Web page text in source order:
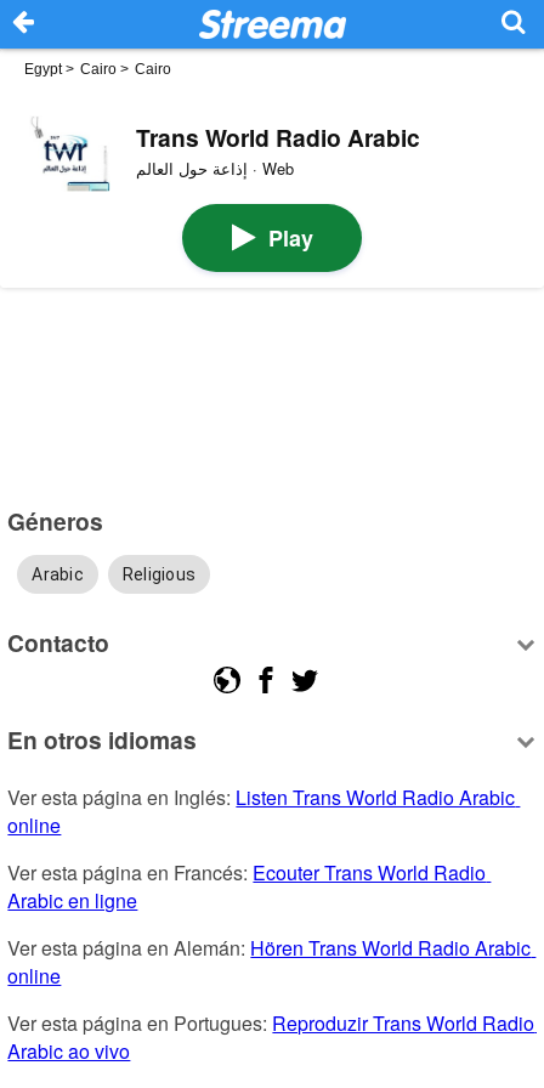
Egypt> Cairo > Cairo
Trans World Radio Arabic
إذاعة حول العالم · Web
Play
Géneros
Arabic Religious
Contacto
En otros idiomas
Ver esta página en Inglés: Listen Trans World Radio Arabic
online
Ver esta página en Francés: Ecouter Trans World Radio
Arabic en ligne
Ver esta página en Alemán: Hören Trans World Radio Arabic
online
Ver esta página en Portugues: Reproduzir Trans World Radio
Arabic ao vivo